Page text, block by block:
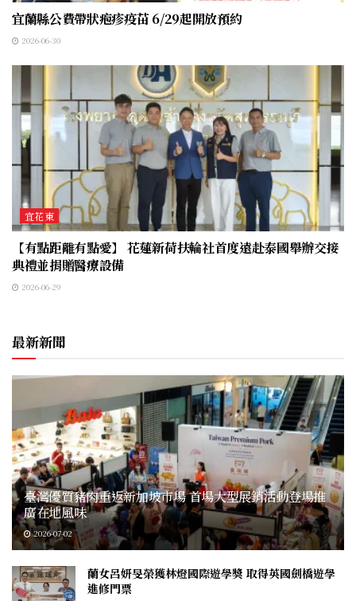
宜蘭縣公費帶狀疱疹疫苗 6/29起開放預約
2026-06-30
宜花東
【有點距離有點愛】 花蓮新荷扶輪社首度遠赴泰國舉辦交接
典禮並捐贈醫療設備
2026-06-29
最新新聞
臺灣優質豬肉重返新加坡市場 首場大型展銷活動登場推
廣在地風味
2026-07-02
蘭女呂妍旻榮獲林燈國際遊學獎 取得英國劍橋遊學
進修門票